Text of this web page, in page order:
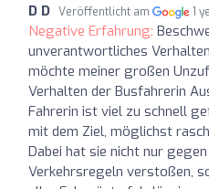
D D Veröffentlicht am 1
Negative Erfahrung:
unverantwortliches
möchte meiner großen
Verhalten der Busfahrerin
Fahrerin ist viel zu schnell
mit dem Ziel, möglichst
Dabei hat sie nicht nur
Verkehrsregeln verstoßen,